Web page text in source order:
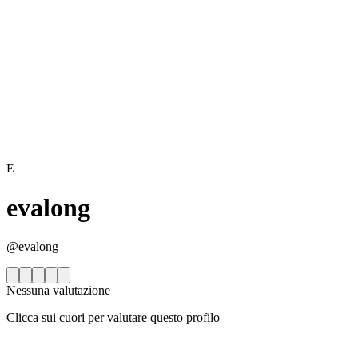
E
evalong
@evalong
Nessuna valutazione
Clicca sui cuori per valutare questo profilo